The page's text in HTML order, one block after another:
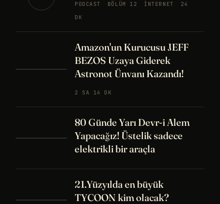
PODCAST BÖLÜM 12 İNTERNET
24
DK
Amazon'un Kurucusu JEFF
BEZOS Uzaya Giderek
Astronot Ünvanı Kazandı!
2 SA 14 DK
80 Günde Yarı Devr-i Alem
Yapacağız! Üstelik sadece
elektrikli bir araçla
21.Yüzyılda en büyük
TYCOON kim olacak?